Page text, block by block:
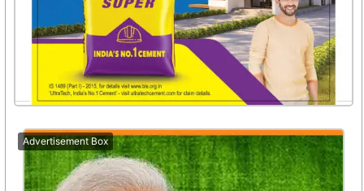
Advertisement Box